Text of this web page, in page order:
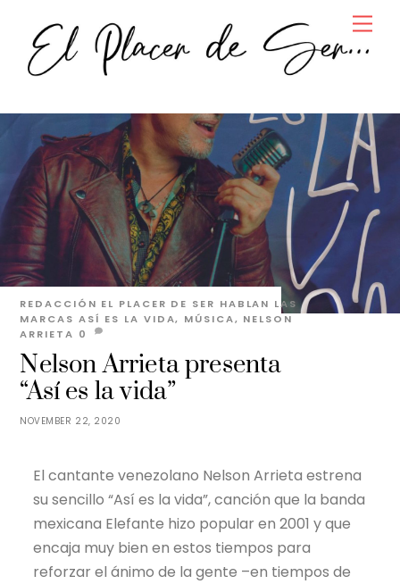
content
NOVEMBER 22, 2020
Nelson Arrieta presenta
“Así es la vida”
REDACCIÓN EL PLACER DE SER HABLAN LAS
MARCAS ASÍ ES LA VIDA, MÚSICA, NELSON
ARRIETA 0
El cantante venezolano Nelson Arrieta estrena
su sencillo “Así es la vida”, canción que la banda
mexicana Elefante hizo popular en 2001 y que
encaja muy bien en estos tiempos para
reforzar el ánimo de la gente –en tiempos de